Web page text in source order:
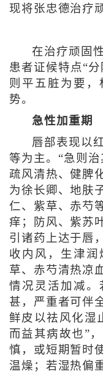
现将张忠德治疗
在治疗顽固
患者证候特点“
则平五脏为要
势。
急性加重期
唇部表现以
等为主。“急则
疏风清热、健脾
为徐长卿、地肤
仁、紫草、赤芍
痒；防风、紫苏
引诸药上达于唇
收内风，生津润
草、赤芍清热凉
情况灵活加减。
甚，严重者可伴
鲜皮以祛风化湿
而益其病故也”
慎，或短期暂时
温燥；若湿热偏